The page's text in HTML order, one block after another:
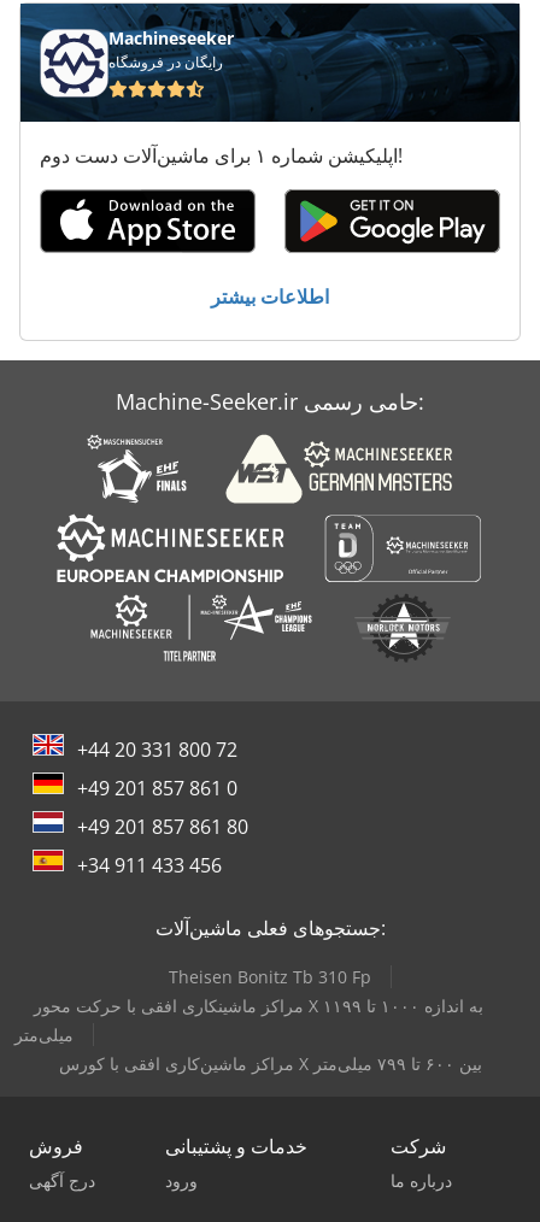
Scm Fs 520
Scm R
Scm S 520
Scm S 630
Scm Sandya 600
Scm Startech 23
Scm T 150
Vermeer Bc 600 Xl
Wacker Bs 600
Machineseeker
رایگان در فروشگاه
اپلیکیشن شماره ۱ برای ماشین‌آلات دست دوم!
اطلاعات بیشتر
Machine-Seeker.ir حامی رسمی:
+44 20 331 800 72
+49 201 857 861 0
+49 201 857 861 80
+34 911 433 456
جستجوهای فعلی ماشین‌آلات:
Theisen Bonitz Tb 310 Fp
مراکز ماشینکاری افقی با حرکت محور X به اندازه ۱۰۰۰ تا ۱۱۹۹
میلی‌متر
مراکز ماشین‌کاری افقی با کورس X بین ۶۰۰ تا ۷۹۹ میلی‌متر
فروش
درج آگهی
خدمات و پشتیبانی
ورود
شرکت
درباره ما